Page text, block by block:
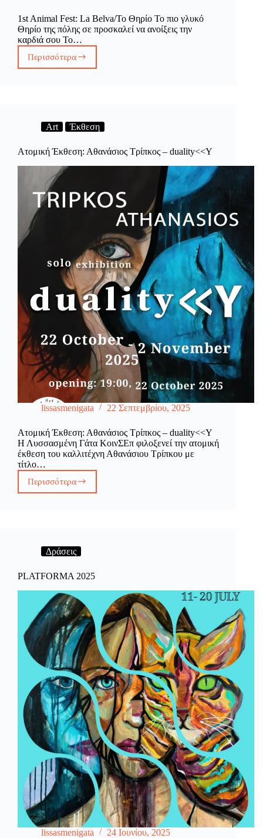
1st Animal Fest: La Belva/Το Θηρίο Το πιο γλυκό
Θηρίο της πόλης σε προσκαλεί να ανοίξεις την
καρδιά σου Το…
Περισσότερα
1st
Animal
Θηρίο
Art Έκθεση
Ατομική Έκθεση: Αθανάσιος Τρίπκος – duality<<Y
lissasmenigata 22 Σεπτεμβρίου, 2025
Ατομική Έκθεση: Αθανάσιος Τρίπκος – duality<<Y
Η Λυσσασμένη Γάτα ΚοινΣΕπ φιλοξενεί την ατομική
έκθεση του καλλιτέχνη Αθανάσιου Τρίπκου με
τίτλο…
Περισσότερα
Ατομική
Έκθεση:
Δράσεις
PLATFORMA 2025
lissasmenigata 24 Ιουνίου, 2025